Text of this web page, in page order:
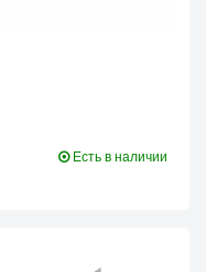
Есть в наличии